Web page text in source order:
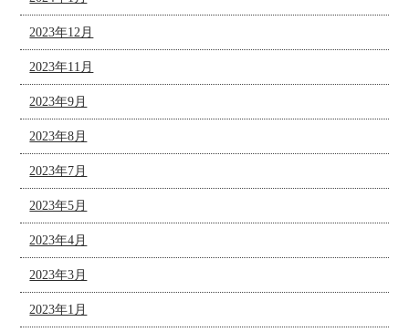
2023年12月
2023年11月
2023年9月
2023年8月
2023年7月
2023年5月
2023年4月
2023年3月
2023年1月